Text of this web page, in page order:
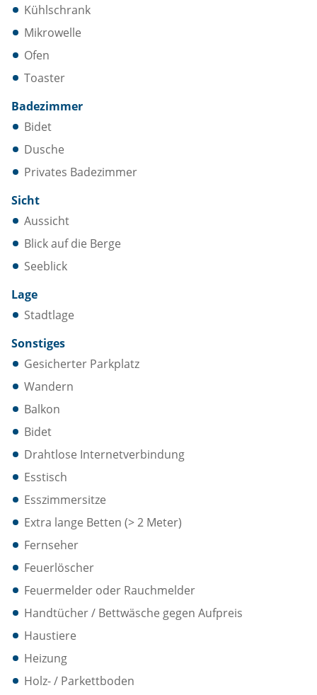
Kühlschrank
Mikrowelle
Ofen
Toaster
Badezimmer
Bidet
Dusche
Privates Badezimmer
Sicht
Aussicht
Blick auf die Berge
Seeblick
Lage
Stadtlage
Sonstiges
Gesicherter Parkplatz
Wandern
Balkon
Bidet
Drahtlose Internetverbindung
Esstisch
Esszimmersitze
Extra lange Betten (> 2 Meter)
Fernseher
Feuerlöscher
Feuermelder oder Rauchmelder
Handtücher / Bettwäsche gegen Aufpreis
Haustiere
Heizung
Holz- / Parkettboden